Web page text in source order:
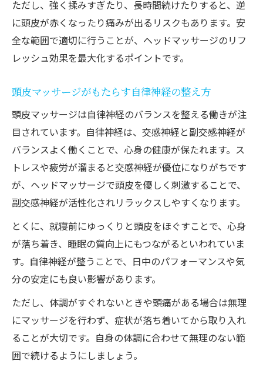
セルフヘッドマッサージの基本と正しい手
順
頭皮マッサージで失敗しない圧のかけ方
訣
ヘッドマッサージ中に注意したい体調の変
化
継続できるセルフヘッドマッサージのコツ
老廃物が溜まりやすい頭皮エリアとケアのコツ
ヘッドマッサージで老廃物が溜まりやすい
部位を知る
前頭筋・側頭筋をケアするマッサージポイ
ント
首や耳周りのヘッドマッサージで感じる効
果
自宅でできる老廃物ケアのヘッドマッサー
ジ術
頭リフレッシャー効果を高めるケア方法の
紹介
ただし、強く揉みすぎたり、長時間続けたりすると、逆
に頭皮が赤くなったり痛みが出るリスクもあります。安
全な範囲で適切に行うことが、ヘッドマッサージのリフ
レッシュ効果を最大化するポイントです。
頭皮マッサージがもたらす自律神経の整え方
頭皮マッサージは自律神経のバランスを整える働きが注
目されています。自律神経は、交感神経と副交感神経が
バランスよく働くことで、心身の健康が保たれます。ス
トレスや疲労が溜まると交感神経が優位になりがちです
が、ヘッドマッサージで頭皮を優しく刺激することで、
副交感神経が活性化されリラックスしやすくなります。
とくに、就寝前にゆっくりと頭皮をほぐすことで、心身
が落ち着き、睡眠の質向上にもつながるといわれていま
す。自律神経が整うことで、日中のパフォーマンスや気
分の安定にも良い影響があります。
ただし、体調がすぐれないときや頭痛がある場合は無理
にマッサージを行わず、症状が落ち着いてから取り入れ
ることが大切です。自身の体調に合わせて無理のない範
囲で続けるようにしましょう。